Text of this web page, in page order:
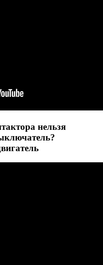
нельзя